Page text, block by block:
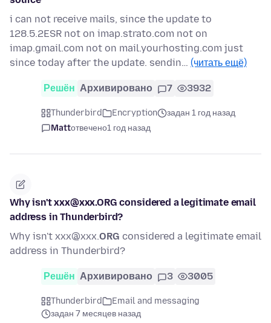
i can not receive mails, since the update to
128.5.2ESR not on imap.strato.com not on
imap.gmail.com not on mail.yourhosting.com just
since today after the update. sendin… (читать ещё)
Решён Архивировано 7 3932
Thunderbird Encryption
задан 1 год назад
Mattотвечено1 год назад
Why isn't xxx@xxx.ORG considered a legitimate email
address in Thunderbird?
Why isn't xxx@xxx.ORG considered a legitimate email
address in Thunderbird?
Решён Архивировано 3 3005
Thunderbird
Email and messaging
задан 7 месяцев назад